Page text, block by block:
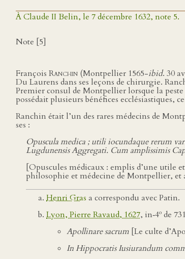
À Claude II Belin, le 7 décembre 1632, note 5.
Note [5]
François Ranchin (Montpellier 1565-ibid. 30
Du Laurens dans ses leçons de chirurgie.
Premier consul de Montpellier lorsque la
possédait plusieurs bénéfices ecclésiastiques,
Ranchin était l’un des rares médecins de
ses :
Opuscula medica ; utili iocundaque rerum
Lugdunensis Aggregati. Cum amplissimis
[Opuscules médicaux : emplis d’une utile
philosophie et médecine de Montpellier, et
Henri Gras a correspondu avec Patin.
Lyon, Pierre Ravaud, 1627, in‑4o de
Apollinare sacrum [Le culte
In Hippocratis Iusiurandum